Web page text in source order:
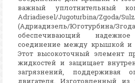
важный уплотнительный
Adriadiesel/Jugoturbina/
(Адриадизель/Юготурбина/
обеспечивающий
соединение между крышкой и
Этот высокоточный элемент
жидкостей и защищает
загрязнений, поддерживая
двигателя. Изготовленный из